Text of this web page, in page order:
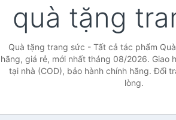
quà tặng
Quà tặng trang sức - Tất cả tác phẩm
hãng, giá rẻ, mới nhất tháng 08/2026. Giao
tại nhà (COD), bảo hành chính hãng. Đổi
lòng.